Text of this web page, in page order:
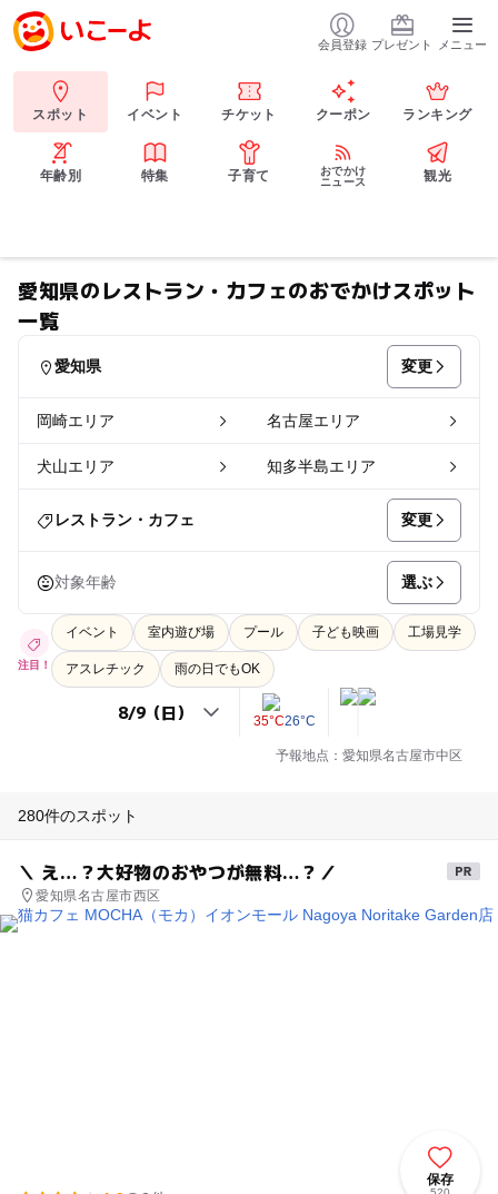
会員登録 プレゼント メニュー
スポット イベント チケット クーポン ランキング
年齢別 特集 子育て
おでかけ
ニュース
観光
愛知県のレストラン・カフェのおでかけスポット
一覧
愛知県 変更
岡崎エリア 名古屋エリア
犬山エリア 知多半島エリア
レストラン・カフェ 変更
対象年齢 選ぶ
注目！
イベント 室内遊び場 プール 子ども映画 工場見学
アスレチック 雨の日でもOK
35°C26°C
予報地点：愛知県名古屋市中区
280件のスポット
＼ え…？大好物のおやつが無料…？／
愛知県名古屋市西区
保存